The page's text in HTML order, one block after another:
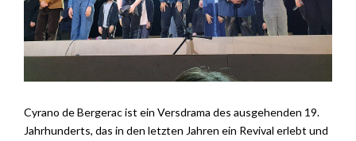
Cyrano de Bergerac ist ein Versdrama des ausgehenden 19.
Jahrhunderts, das in den letzten Jahren ein Revival erlebt und